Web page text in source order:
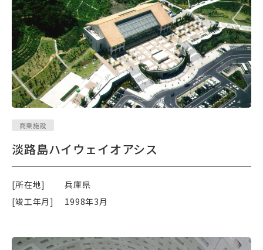
商業施設
淡路島ハイウェイオアシス
[所在地]
兵庫県
[竣工年月]
1998年3月